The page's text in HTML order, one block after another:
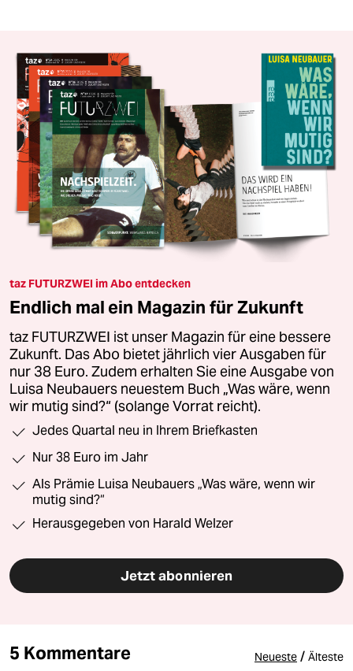
taz FUTURZWEI im Abo entdecken
Endlich mal ein Magazin für Zukunft
taz FUTURZWEI ist unser Magazin für eine bessere
Zukunft. Das Abo bietet jährlich vier Ausgaben für
nur 38 Euro. Zudem erhalten Sie eine Ausgabe von
Luisa Neubauers neuestem Buch „Was wäre, wenn
wir mutig sind?“ (solange Vorrat reicht).
Jedes Quartal neu in Ihrem Briefkasten
Nur 38 Euro im Jahr
Als Prämie Luisa Neubauers „Was wäre, wenn wir
mutig sind?“
Herausgegeben von Harald Welzer
Jetzt abonnieren
5 Kommentare Neueste / Älteste